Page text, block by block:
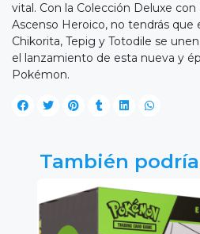
vital. Con la Colección Deluxe
Ascenso Heroico, no tendrás que
Chikorita, Tepig y Totodile se
el lanzamiento de esta nueva y
Pokémon.
También